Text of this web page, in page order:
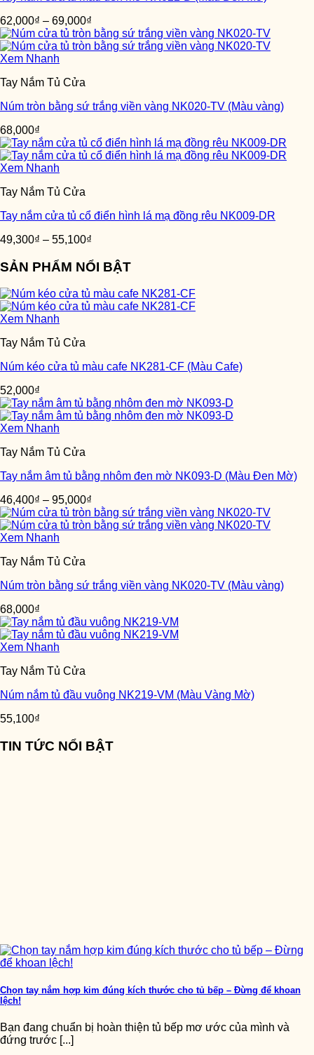
62,000₫ – 69,000₫
Xem Nhanh
Tay Nắm Tủ Cửa
Núm tròn bằng sứ trắng viền vàng NK020-TV (Màu vàng)
68,000₫
Xem Nhanh
Tay Nắm Tủ Cửa
Tay nắm cửa tủ cổ điển hình lá mạ đồng rêu NK009-DR
49,300₫ – 55,100₫
SẢN PHẨM NỔI BẬT
Xem Nhanh
Tay Nắm Tủ Cửa
Núm kéo cửa tủ màu cafe NK281-CF (Màu Cafe)
52,000₫
Xem Nhanh
Tay Nắm Tủ Cửa
Tay nắm âm tủ bằng nhôm đen mờ NK093-D (Màu Đen Mờ)
46,400₫ – 95,000₫
Xem Nhanh
Tay Nắm Tủ Cửa
Núm tròn bằng sứ trắng viền vàng NK020-TV (Màu vàng)
68,000₫
Xem Nhanh
Tay Nắm Tủ Cửa
Núm nắm tủ đầu vuông NK219-VM (Màu Vàng Mờ)
55,100₫
TIN TỨC NỔI BẬT
Chọn tay nắm hợp kim đúng kích thước cho tủ bếp – Đừng để khoan
lệch!
Bạn đang chuẩn bị hoàn thiện tủ bếp mơ ước của mình và
đứng trước [...]